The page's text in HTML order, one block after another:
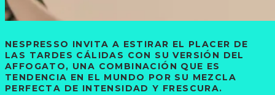
NESPRESSO INVITA A ESTIRAR EL PLACER DE
LAS TARDES CÁLIDAS CON SU VERSIÓN DEL
AFFOGATO, UNA COMBINACIÓN QUE ES
TENDENCIA EN EL MUNDO POR SU MEZCLA
PERFECTA DE INTENSIDAD Y FRESCURA.